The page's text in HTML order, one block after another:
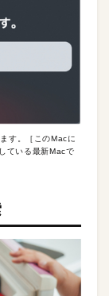
す。［このMacに
ている最新Macで